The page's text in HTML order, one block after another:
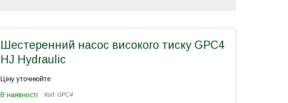
Шестеренний насос високого тиску GPC4
HJ Hydraulic
Ціну уточнюйте
В наявності Код: GPC4